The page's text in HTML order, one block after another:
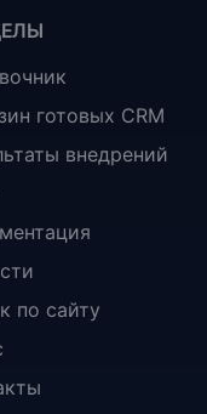
готовых CRM
внедрений
по сайту